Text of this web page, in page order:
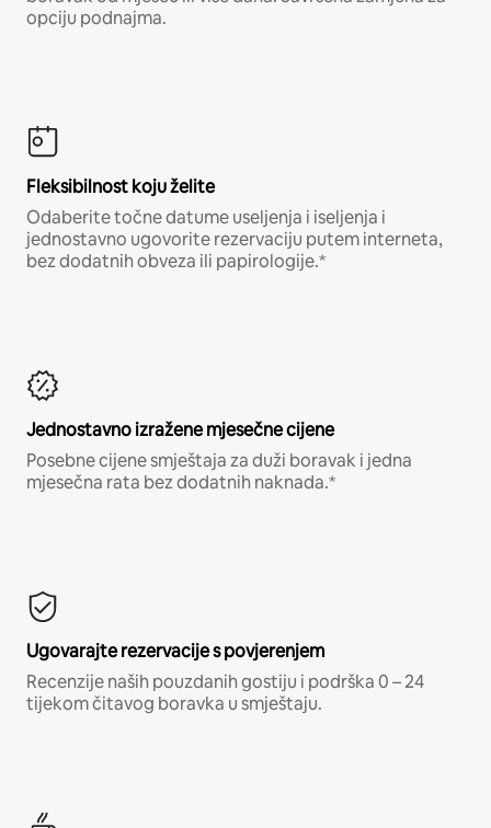
opciju podnajma.
Fleksibilnost koju želite
Odaberite točne datume useljenja i iseljenja i
jednostavno ugovorite rezervaciju putem interneta,
bez dodatnih obveza ili papirologije.*
Jednostavno izražene mjesečne cijene
Posebne cijene smještaja za duži boravak i jedna
mjesečna rata bez dodatnih naknada.*
Ugovarajte rezervacije s povjerenjem
Recenzije naših pouzdanih gostiju i podrška 0 – 24
tijekom čitavog boravka u smještaju.